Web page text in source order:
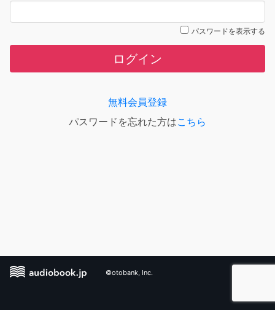
パスワードを表示する
ログイン
無料会員登録
パスワードを忘れた方はこちら
©otobank, Inc.